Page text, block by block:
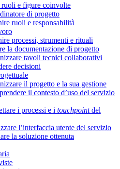
ruoli e figure coinvolte
di progetto
ruoli e responsabilità
processi, strumenti e rituali
la documentazione di progetto
tavoli tecnici collaborativi
decisioni
il progetto e la sua gestione
il contesto d’uso del servizio
i processi e i touchpointdel
l’interfaccia utente del servizio
la soluzione ottenuta